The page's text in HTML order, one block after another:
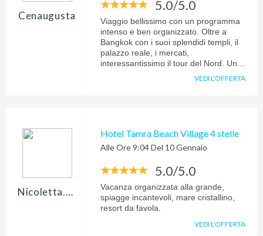
Cenaugusta
5.0/5.0
Viaggio bellissimo con un programma
intenso e ben organizzato. Oltre a
Bangkok con i suoi splendidi templi, il
palazzo reale, i mercati,
interessantissimo il tour del Nord. Un
Rilassante il soggiorno al mare a Kata,
sull'isola di Puket dove abbiamo
spiaggia, tra fuochi d'artificio, lanterne
cinesi e mare cristallino. Il viaggio è
stato organizzato per noi da Matteo
che, nonostante il periodo di alta
stagione, è riuscito a soddisfare le
nostre richieste con disponibilità e
VEDI L'OFFERTA
Nicoletta.sella
Hotel Tamra Beach Village 4 stelle
Alle Ore 9:04 Del 10 Gennaio
5.0/5.0
Vacanza organizzata alla grande,
spiagge incantevoli, mare cristallino,
resort da favola.
VEDI L'OFFERTA